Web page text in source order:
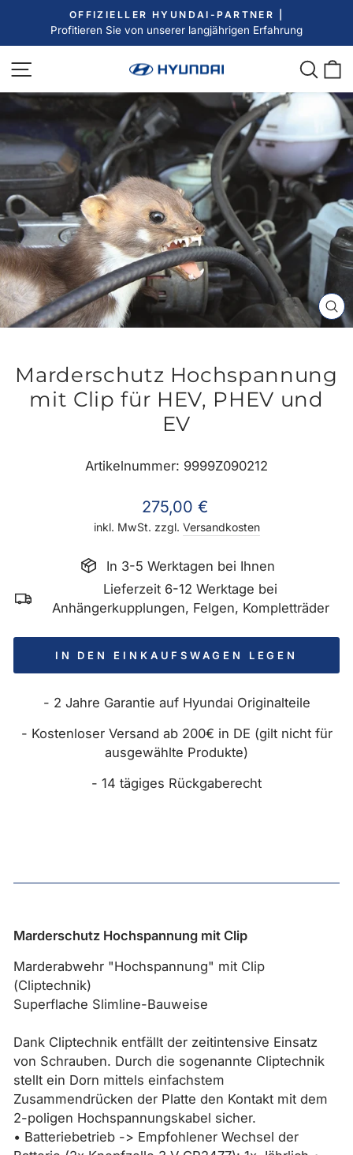
Inhalt
Pause
OFFIZIELLER HYUNDAI-PARTNER |
Profitieren Sie von unserer langjährigen Erfahrung
Seitennavigation
Marderschutz Hochspannung
mit Clip für HEV, PHEV und
EV
Artikelnummer: 9999Z090212
Normaler
Preis
275,00 €
inkl. MwSt. zzgl. Versandkosten
In 3-5 Werktagen bei Ihnen
Lieferzeit 6-12 Werktage bei
Anhängerkupplungen, Felgen, Kompletträder
IN DEN EINKAUFSWAGEN LEGEN
- 2 Jahre Garantie auf Hyundai Originalteile
- Kostenloser Versand ab 200€ in DE (gilt nicht für
ausgewählte Produkte)
- 14 tägiges Rückgaberecht
Marderschutz Hochspannung mit Clip
Marderabwehr "Hochspannung" mit Clip
(Cliptechnik)
Superflache Slimline-Bauweise
Dank Cliptechnik entfällt der zeitintensive Einsatz
von Schrauben. Durch die sogenannte Cliptechnik
stellt ein Dorn mittels einfachstem
Zusammendrücken der Platte den Kontakt mit dem
2-poligen Hochspannungskabel sicher.
• Batteriebetrieb -> Empfohlener Wechsel der